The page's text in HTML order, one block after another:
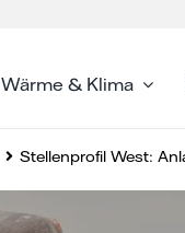
Wärme & Klima
Stellenprofil West: